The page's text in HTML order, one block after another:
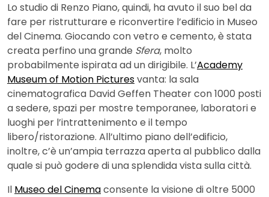
Lo studio di Renzo Piano, quindi, ha avuto il suo bel da
fare per ristrutturare e riconvertire l’edificio in Museo
del Cinema. Giocando con vetro e cemento, è stata
creata perfino una grande Sfera, molto
probabilmente ispirata ad un dirigibile. L’Academy
Museum of Motion Picturesvanta: la sala
cinematografica David Geffen Theater con 1000 posti
a sedere, spazi per mostre temporanee, laboratori e
luoghi per l’intrattenimento e il tempo
libero/ristorazione. All’ultimo piano dell’edificio,
inoltre, c’è un’ampia terrazza aperta al pubblico dalla
quale si può godere di una splendida vista sulla città.
Il Museo del Cinemaconsente la visione di oltre 5000